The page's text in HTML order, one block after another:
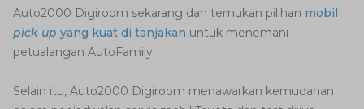
Auto2000 Digiroom sekarang dan temukan pilihan mobil
pick up yang kuat di tanjakan untuk menemani
petualangan AutoFamily.
Selain itu, Auto2000 Digiroom menawarkan kemudahan